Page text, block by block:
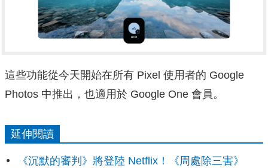
這些功能從今天開始在所有 Pixel 使用者的 Google
Photos 中推出，也適用於 Google One 會員。
延伸閱讀
《沉默的審判》將登陸 Netflix！《周處除三害》